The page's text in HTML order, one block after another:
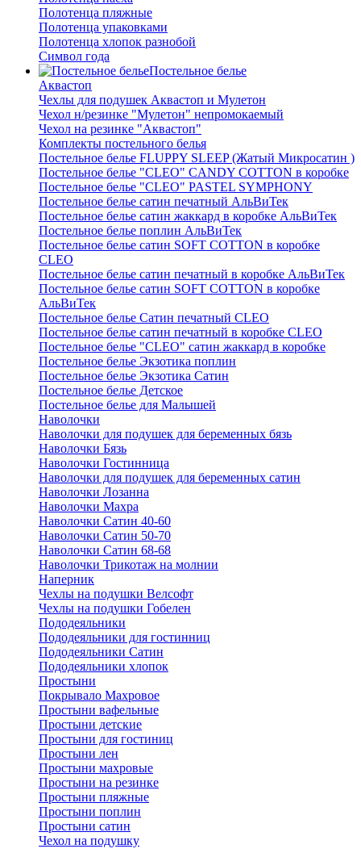
Полотенца пляжные
Полотенца упаковками
Полотенца хлопок разнобой
Символ года
Постельное белье
Аквастоп
Чехлы для подушек Аквастоп и Мулетон
Чехол н/резинке "Мулетон" непромокаемый
Чехол на резинке "Аквастоп"
Комплекты постельного белья
Постельное белье FLUPPY SLEEP (Жатый Микросатин )
Постельное белье "CLEO" CANDY COTTON в коробке
Постельное белье "CLEO" PASTEL SYMPHONY
Постельное белье сатин печатный АльВиТек
Постельное белье сатин жаккард в коробке АльВиТек
Постельное белье поплин АльВиТек
Постельное белье сатин SOFT COTTON в коробке
CLEO
Постельное белье сатин печатный в коробке АльВиТек
Постельное белье сатин SOFT COTTON в коробке
АльВиТек
Постельное белье Сатин печатный CLEO
Постельное белье сатин печатный в коробке CLEO
Постельное белье "CLEO" сатин жаккард в коробке
Постельное белье Экзотика поплин
Постельное белье Экзотика Сатин
Постельное белье Детское
Постельное белье для Малышей
Наволочки
Наволочки для подушек для беременных бязь
Наволочки Бязь
Наволочки Гостинница
Наволочки для подушек для беременных сатин
Наволочки Лозанна
Наволочки Махра
Наволочки Сатин 40-60
Наволочки Сатин 50-70
Наволочки Сатин 68-68
Наволочки Трикотаж на молнии
Наперник
Чехлы на подушки Велсофт
Чехлы на подушки Гобелен
Пододеяльники
Пододеяльники для гостинниц
Пододеяльники Сатин
Пододеяльники хлопок
Простыни
Покрывало Махровое
Простыни вафельные
Простыни детские
Простыни для гостиниц
Простыни лен
Простыни махровые
Простыни на резинке
Простыни пляжные
Простыни поплин
Простыни сатин
Чехол на подушку